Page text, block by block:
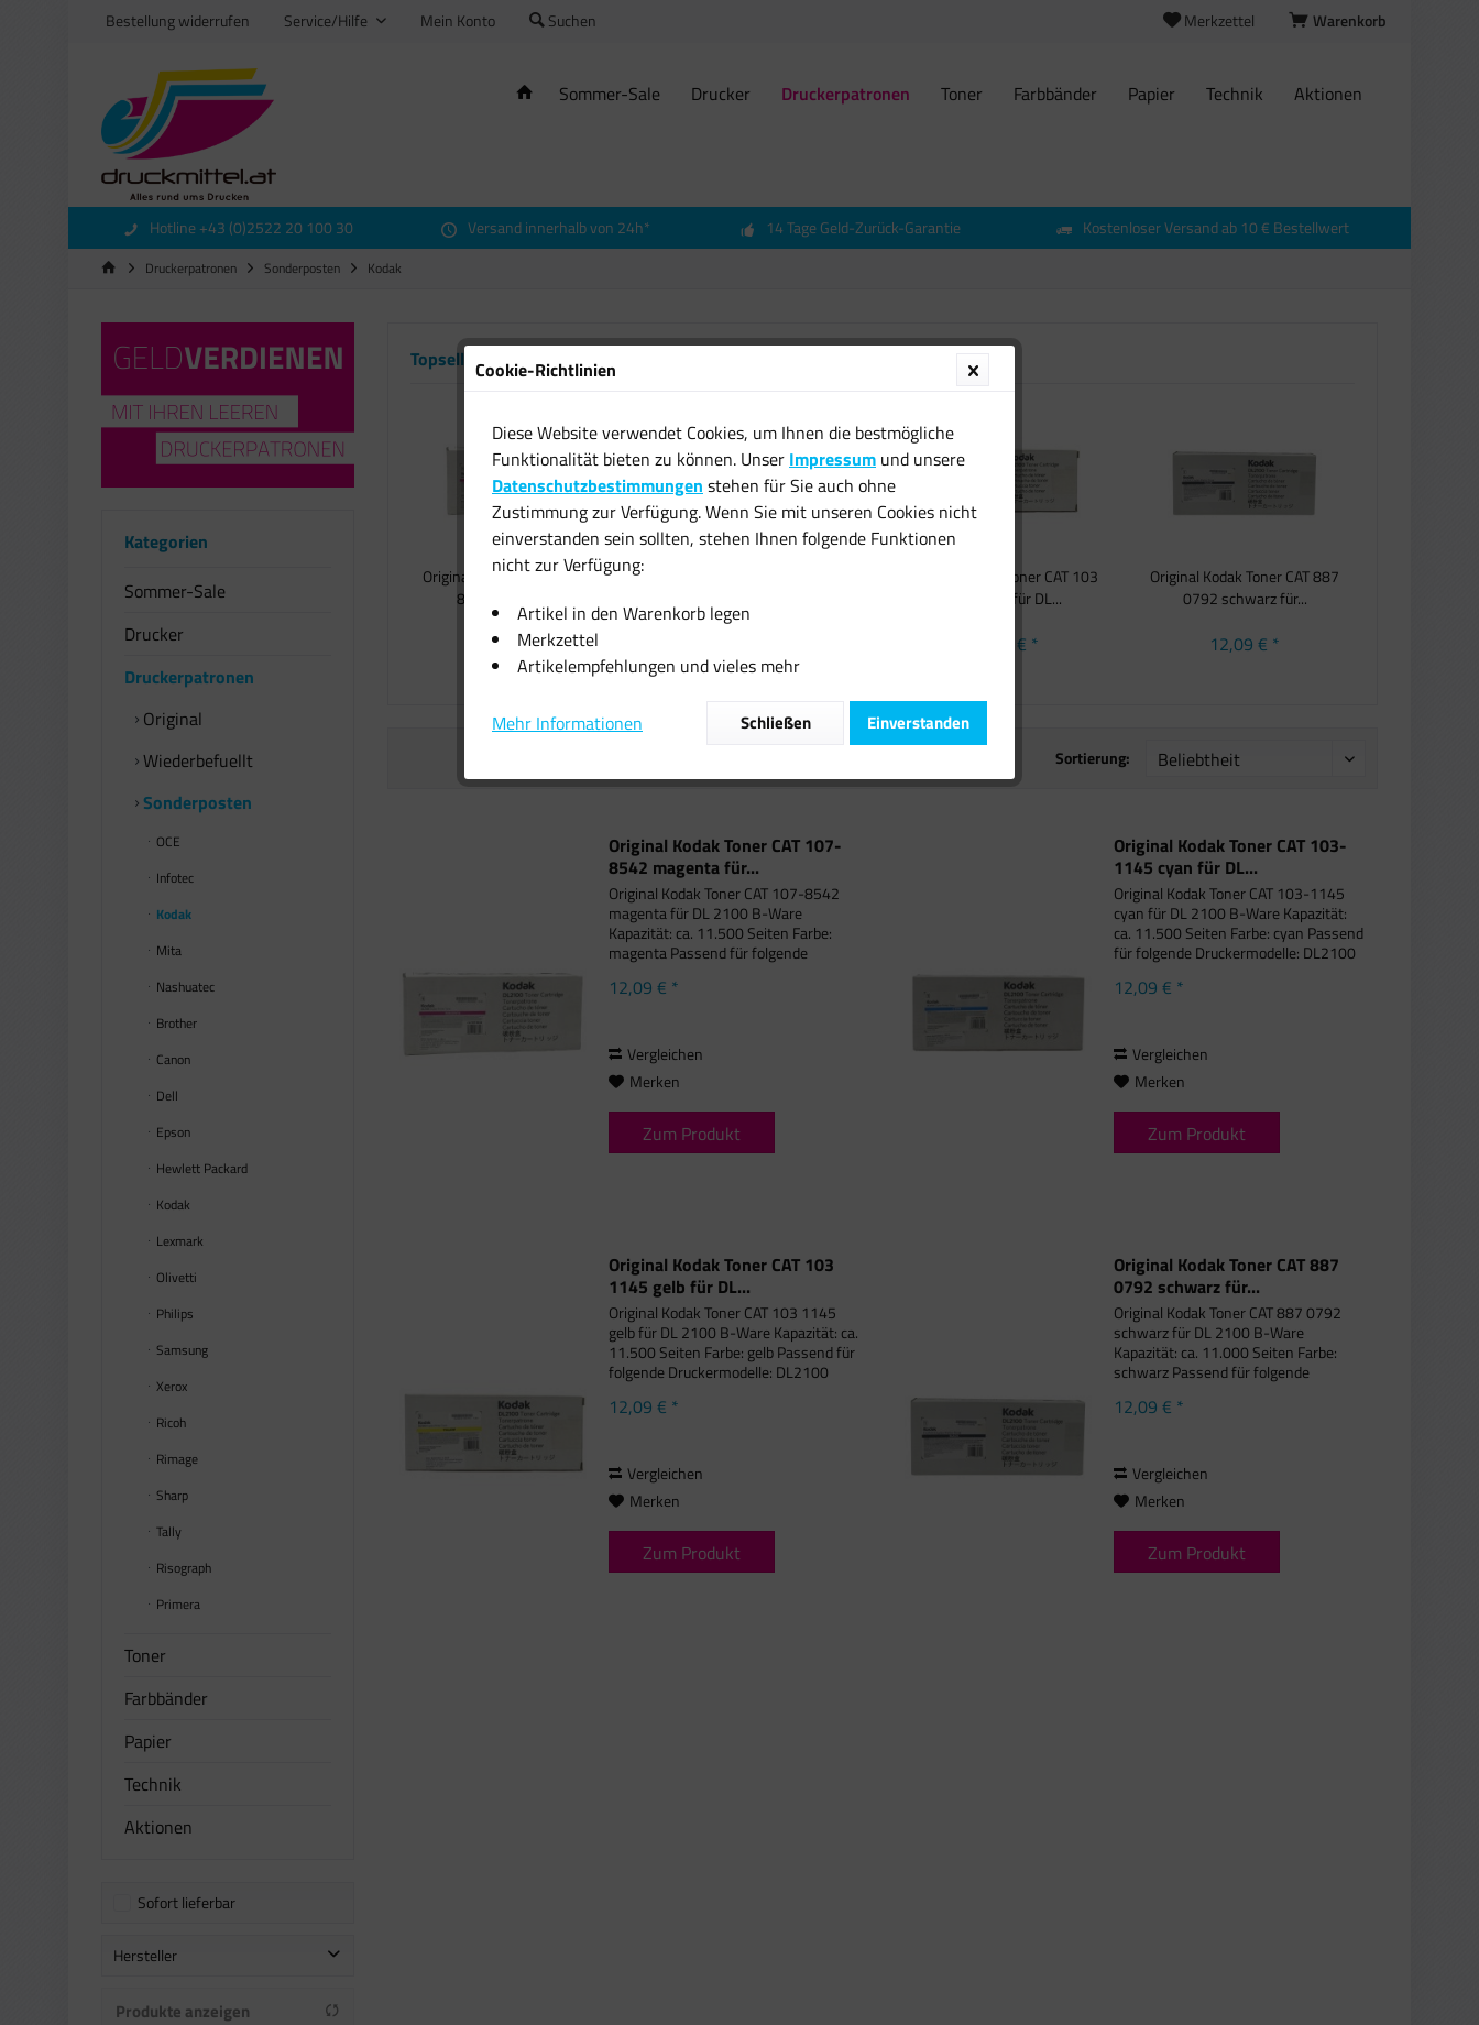
Warenkorb
Merkzettel
Bestellung widerrufen Service/Hilfe Mein Konto Suchen
Sommer-Sale Drucker Druckerpatronen Toner Farbbänder Papier Technik Aktionen
Hotline +43 (0)2522 20 100 30 Versand innerhalb von 24h* 14 Tage Geld-Zurück-Garantie Kostenloser Versand ab 10 € Bestellwert
Druckerpatronen Sonderposten Kodak
Kategorien
Sommer-Sale
Drucker
Druckerpatronen
Original
Wiederbefuellt
Sonderposten
OCE
Infotec
Kodak
Mita
Nashuatec
Brother
Canon
Dell
Epson
Hewlett Packard
Kodak
Lexmark
Olivetti
Philips
Samsung
Xerox
Ricoh
Rimage
Sharp
Tally
Risograph
Primera
Toner
Farbbänder
Papier
Technik
Aktionen
Sofort lieferbar
Hersteller
Kodak
Produkte anzeigen
Topseller
Original Kodak Toner CAT 107-
8542 magenta für...
12,09 € *
Original Kodak Toner CAT 103
1145 gelb für DL...
12,09 € *
Original Kodak Toner CAT 887
0792 schwarz für...
12,09 € *
Sortierung:
Original Kodak Toner CAT 107-
8542 magenta für...
Original Kodak Toner CAT 107-8542
magenta für DL 2100 B-Ware
Kapazität: ca. 11.500 Seiten Farbe:
magenta Passend für folgende
Printer Bei diesem Toner kann die
12,09 € *
Vergleichen
Merken
Zum Produkt
Original Kodak Toner CAT 103-
1145 cyan für DL...
Original Kodak Toner CAT 103-1145
cyan für DL 2100 B-Ware Kapazität:
ca. 11.500 Seiten Farbe: cyan Passend
für folgende Druckermodelle: DL2100
die Schachtel beschriftet/leicht
12,09 € *
Vergleichen
Merken
Zum Produkt
Original Kodak Toner CAT 103
1145 gelb für DL...
Original Kodak Toner CAT 103 1145
gelb für DL 2100 B-Ware Kapazität: ca.
11.500 Seiten Farbe: gelb Passend für
folgende Druckermodelle: DL2100
die Schachtel beschriftet/leicht
12,09 € *
Vergleichen
Merken
Zum Produkt
Original Kodak Toner CAT 887
0792 schwarz für...
Original Kodak Toner CAT 887 0792
schwarz für DL 2100 B-Ware
Kapazität: ca. 11.000 Seiten Farbe:
schwarz Passend für folgende
Printer Bei diesem Toner kann die
12,09 € *
Vergleichen
Merken
Zum Produkt
Cookie-Richtlinien
Diese Website verwendet Cookies, um Ihnen die bestmögliche
Funktionalität bieten zu können. Unser Impressum und unsere
Datenschutzbestimmungen stehen für Sie auch ohne
Zustimmung zur Verfügung. Wenn Sie mit unseren Cookies nicht
einverstanden sein sollten, stehen Ihnen folgende Funktionen
nicht zur Verfügung:
Artikel in den Warenkorb legen
Merkzettel
Artikelempfehlungen und vieles mehr
Mehr Informationen Einverstanden
Schließen